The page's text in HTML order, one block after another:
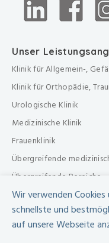
Unser
Klinik für Allgemein-,
Klinik für Orthopädie,
Urologische Klinik
Medizinische Klinik
Frauenklinik
Übergreifende
Übergreifende Bereiche
Beratungen & Dienste
Therapien
Pflegezentrum
Wir verwenden Cookies
schnellste und
auf unsere Webseite